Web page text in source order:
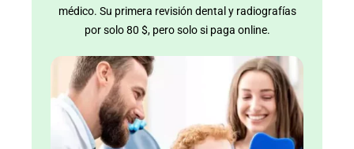
médico. Su primera revisión dental y radiografías
por solo 80 $, pero solo si paga online.